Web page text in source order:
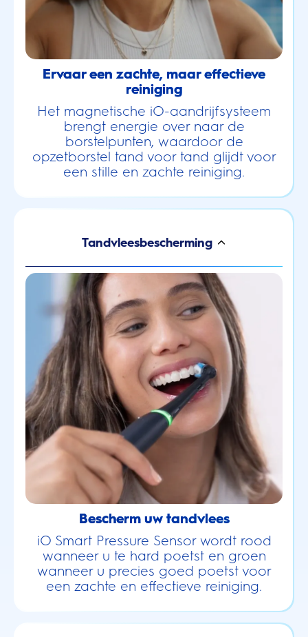
Ervaar een zachte, maar effectieve
reiniging
Het magnetische iO-aandrijfsysteem
brengt energie over naar de
borstelpunten, waardoor de
opzetborstel tand voor tand glijdt voor
een stille en zachte reiniging.
Tandvleesbescherming
Bescherm uw tandvlees
iO Smart Pressure Sensor wordt rood
wanneer u te hard poetst en groen
wanneer u precies goed poetst voor
een zachte en effectieve reiniging.